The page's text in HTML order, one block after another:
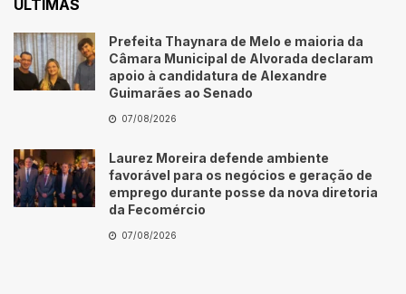
ÚLTIMAS
Prefeita Thaynara de Melo e maioria da
Câmara Municipal de Alvorada declaram
apoio à candidatura de Alexandre
Guimarães ao Senado
07/08/2026
Laurez Moreira defende ambiente
favorável para os negócios e geração de
emprego durante posse da nova diretoria
da Fecomércio
07/08/2026